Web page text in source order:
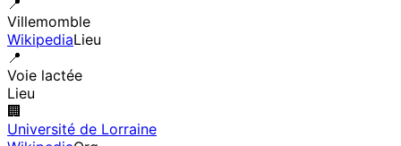
Villemomble
WikipediaLieu
📍
Voie lactée
Lieu
🏢
Université de Lorraine